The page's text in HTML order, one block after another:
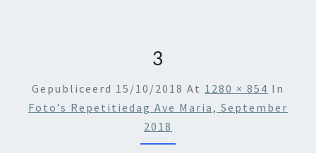
Ploka
3
Gepubliceerd 15/10/2018 At 1280 × 854 In
Foto’s Repetitiedag Ave Maria, September
2018